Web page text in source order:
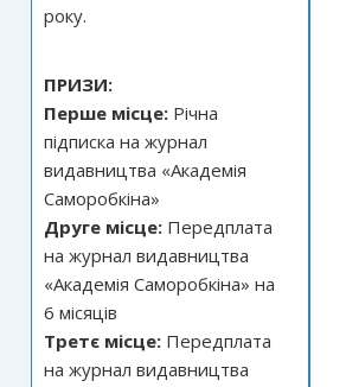
року.
ПРИЗИ:
Перше місце: Річна
підписка на журнал
видавництва «Академія
Саморобкіна»
Друге місце: Передплата
на журнал видавництва
«Академія Саморобкіна» на
6 місяців
Третє місце: Передплата
на журнал видавництва